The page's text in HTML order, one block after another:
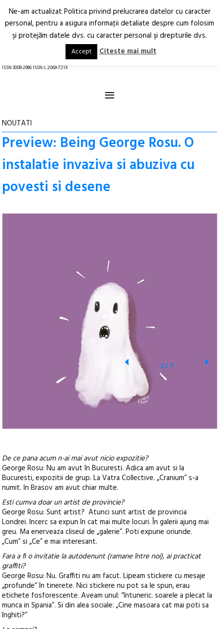
Arhitectură.
Oraș.
RO EN
ISSN 3008-2986 ISSN-L 2069-721X
≡
NOUTATI
Preview: Being George Rosu. O
instalatie invaziva si abuziva cu
povesti si desene
2/7
De ce pana acum n-ai mai avut nicio expozitie?
George Rosu: Nu am avut în Bucuresti. Adica am avut si la
Bucuresti, expozitii de grup. La Vatra Collective. „Cranium” s-a
numit. In Brasov am avut chiar multe.
Esti cumva doar un artist de provincie?
George Rosu: Sunt artist? Atunci sunt artist de provincia
Londrei. Incerc sa expun în cat mai multe locuri. În galerii ajung mai
greu. Ma enerveaza cliseul de „galerie”. Poti expune oriunde.
„Cum” si „Ce” e mai interesant.
Fara a fi o invitatie la autodenunt (ramane între noi), ai practicat
graffiti?
George Rosu: Nu. Graffiti nu am facut. Lipeam stickere cu mesaje
„profunde” în tinerete. Nici stickere nu pot sa le spun, erau
etichete fosforescente. Aveam unul: “întuneric. soarele a plecat la
munca in Spania”. Si din alea sociale: „Cine masoara cat mai poti sa
înghiti?”
Ne-am actualizat Politica privind prelucrarea datelor cu caracter
personal, pentru a asigura informaţii detaliate despre cum folosim
şi protejăm datele dvs. cu caracter personal şi drepturile dvs.
Accept Citeste mai mult